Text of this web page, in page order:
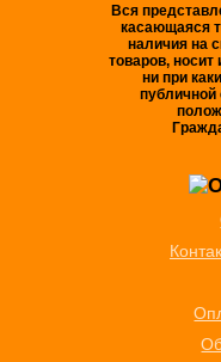
Вся
касающаяся
наличия на
товаров,
ни при